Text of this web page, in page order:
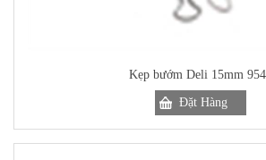
Kẹp bướm Deli 15mm